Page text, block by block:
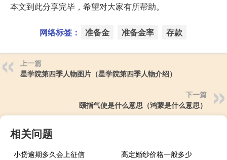
本文到此分享完毕，希望对大家有所帮助。
网络标签： 准备金 准备金率 存款
上一篇
星学院第四季人物图片（星学院第四季人物介绍）
下一篇
颐指气使是什么意思（鸿蒙是什么意思）
相关问题
小贷逾期多久会上征信
高定婚纱价格一般多少